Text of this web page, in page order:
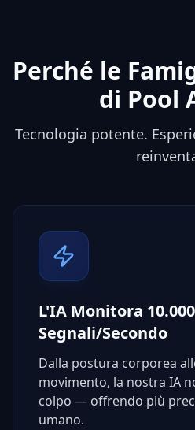
Perché le
di Pool
Tecnologia potente.
L'IA Monitora
Segnali/Secondo
Dalla postura corporea
movimento, la nostra IA
colpo — offrendo più
umano.